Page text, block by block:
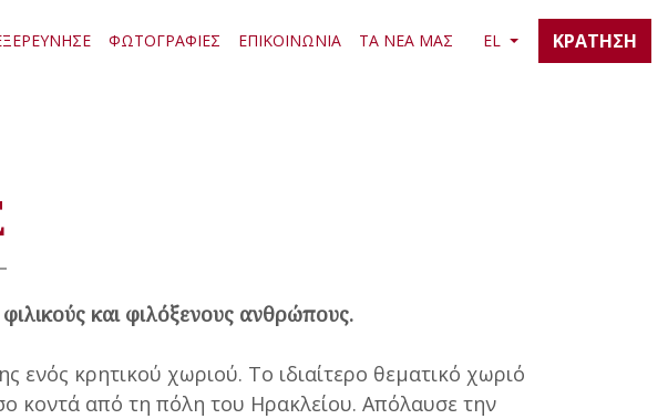
ΦΩΤΟΓΡΑΦΙΕΣ ΕΠΙΚΟΙΝΩΝΙΑ ΤΑ ΝΕΑ ΜΑΣ EL ΚΡΑΤΗΣΗ
και φιλόξενους ανθρώπους.
κρητικού χωριού. Το ιδιαίτερο θεματικό χωριό
κοντά από τη πόλη του Ηρακλείου. Απόλαυσε την